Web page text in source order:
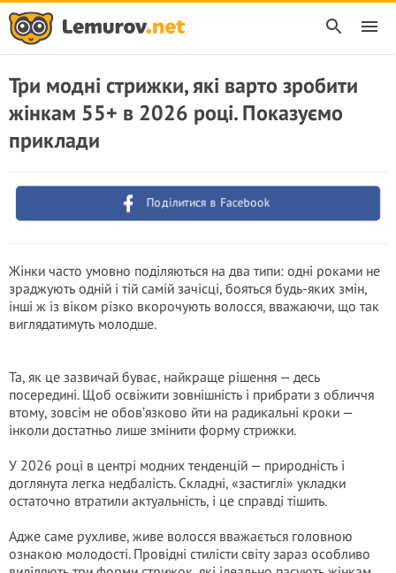
Три модні стрижки, які варто зробити
жінкам 55+ в 2026 році. Показуємо
приклади
Поділитися в Facebook
Жінки часто умовно поділяються на два типи: одні роками не
зраджують одній і тій самій зачісці, бояться будь-яких змін,
інші ж із віком різко вкорочують волосся, вважаючи, що так
виглядатимуть молодше.
Та, як це зазвичай буває, найкраще рішення — десь
посередині. Щоб освіжити зовнішність і прибрати з обличчя
втому, зовсім не обов’язково йти на радикальні кроки —
інколи достатньо лише змінити форму стрижки.
У 2026 році в центрі модних тенденцій — природність і
доглянута легка недбалість. Складні, «застиглі» укладки
остаточно втратили актуальність, і це справді тішить.
Адже саме рухливе, живе волосся вважається головною
ознакою молодості. Провідні стилісти світу зараз особливо